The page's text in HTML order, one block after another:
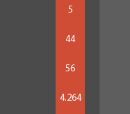
5
44
56
4.264